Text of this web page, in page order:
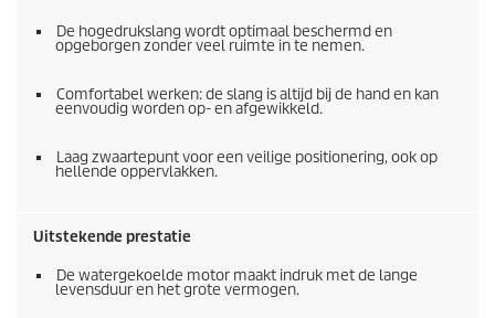
De hogedrukslang wordt optimaal beschermd en
opgeborgen zonder veel ruimte in te nemen.
Comfortabel werken: de slang is altijd bij de hand en kan
eenvoudig worden op- en afgewikkeld.
Laag zwaartepunt voor een veilige positionering, ook op
hellende oppervlakken.
Uitstekende prestatie
De watergekoelde motor maakt indruk met de lange
levensduur en het grote vermogen.